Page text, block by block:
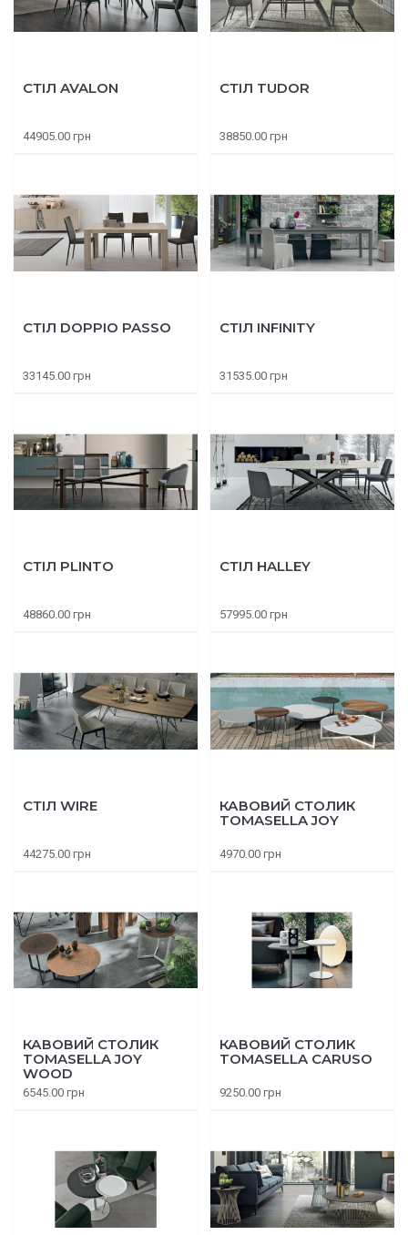
СТІЛ AVALON
44905.00 грн
СТІЛ TUDOR
38850.00 грн
СТІЛ DOPPIO PASSO
33145.00 грн
СТІЛ INFINITY
31535.00 грн
СТІЛ PLINTO
48860.00 грн
СТІЛ HALLEY
57995.00 грн
СТІЛ WIRE
44275.00 грн
КАВОВИЙ СТОЛИК
TOMASELLA JOY
4970.00 грн
КАВОВИЙ СТОЛИК
TOMASELLA JOY
WOOD
6545.00 грн
КАВОВИЙ СТОЛИК
TOMASELLA CARUSO
9250.00 грн